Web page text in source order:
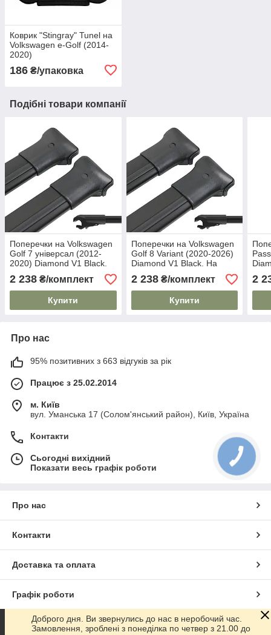
Коврик "Stingray" Tunel на
Volkswagen e-Golf (2014-
2020)
186 ₴/упаковка
Подібні товари компанії
Поперечки на Volkswagen
Golf 7 універсал (2012-
2020) Diamond V1 Black.
На стандартні рейлінги.
Без замка. Чорні
2 238 ₴/комплект
Купити
Поперечки на Volkswagen
Golf 8 Variant (2020-2026)
Diamond V1 Black. На
стандартні рейлінги. Без
замка. Чорні
2 238₴/комплект
Купити
2
Про нас
95% позитивних з 663 відгуків за рік
Працює з 25.02.2014
м. Київ
вул. Уманська 17 (Солом'янський район), Київ, Україна
Контакти
Сьогодні вихідний
Показати весь графік роботи
Про нас
Контакти
Доставка та оплата
Графік роботи
Повна версія сайту
Доброго дня. Ви звернулись до нас в неробочий час.
Замовлення, зроблені з понеділка по четвер з 21.00 до